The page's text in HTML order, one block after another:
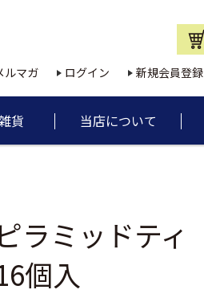
ルマガ ログイン 新規会員登録
貨 当店について
ラミッドティ
個入